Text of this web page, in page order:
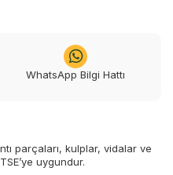
WhatsApp Bilgi Hattı
parçaları, kulplar, vidalar ve
uygundur.